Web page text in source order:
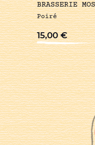
BRASSERIE
Poiré
15,00€